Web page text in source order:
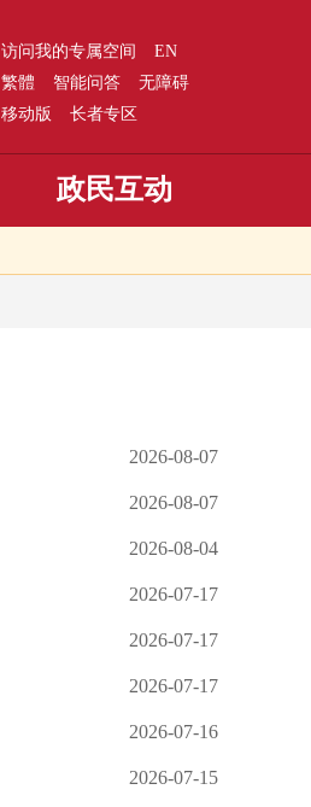
访问我的专属空间
EN
繁體
智能问答
无障碍
移动版
长者专区
政民互动
2026-08-07
2026-08-07
2026-08-04
2026-07-17
2026-07-17
2026-07-17
2026-07-16
2026-07-15